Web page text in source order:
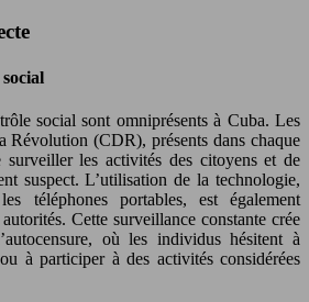
social sont omniprésents à Cuba. Les
Révolution (CDR), présents dans chaque
surveiller les activités des citoyens et de
suspect. L’utilisation de la technologie,
téléphones portables, est également
Cette surveillance constante crée
où les individus hésitent à
à participer à des activités considérées